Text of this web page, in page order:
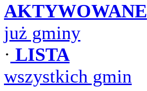
AKTYWOWANE
już gminy
· LISTA
wszystkich gmin